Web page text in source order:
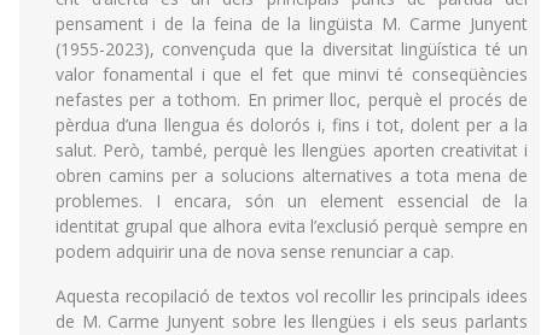
pensament i de la feina de la lingüista M. Carme Junyent
(1955-2023), convençuda que la diversitat lingüística té un
valor fonamental i que el fet que minvi té conseqüències
nefastes per a tothom. En primer lloc, perquè el procés de
pèrdua d’una llengua és dolorós i, fins i tot, dolent per a la
salut. Però, també, perquè les llengües aporten creativitat i
obren camins per a solucions alternatives a tota mena de
problemes. I encara, són un element essencial de la
identitat grupal que alhora evita l’exclusió perquè sempre en
podem adquirir una de nova sense renunciar a cap.
Aquesta recopilació de textos vol recollir les principals idees
de M. Carme Junyent sobre les llengües i els seus parlants